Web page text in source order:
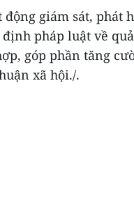
động giám sát, phát
định pháp luật về
góp phần tăng
xã hội./.